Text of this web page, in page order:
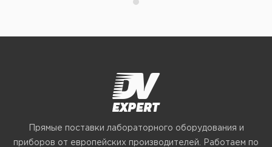
Прямые поставки лабораторного оборудования и
приборов от европейских производителей. Работаем по